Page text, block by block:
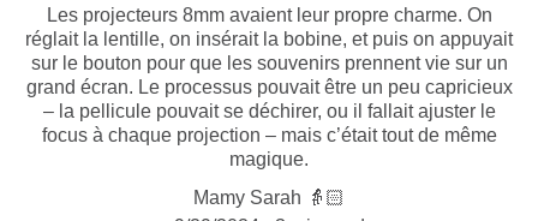
Les projecteurs 8mm avaient leur propre charme. On
réglait la lentille, on insérait la bobine, et puis on appuyait
sur le bouton pour que les souvenirs prennent vie sur un
grand écran. Le processus pouvait être un peu capricieux
– la pellicule pouvait se déchirer, ou il fallait ajuster le
focus à chaque projection – mais c’était tout de même
magique.
Mamy Sarah 👵🏻